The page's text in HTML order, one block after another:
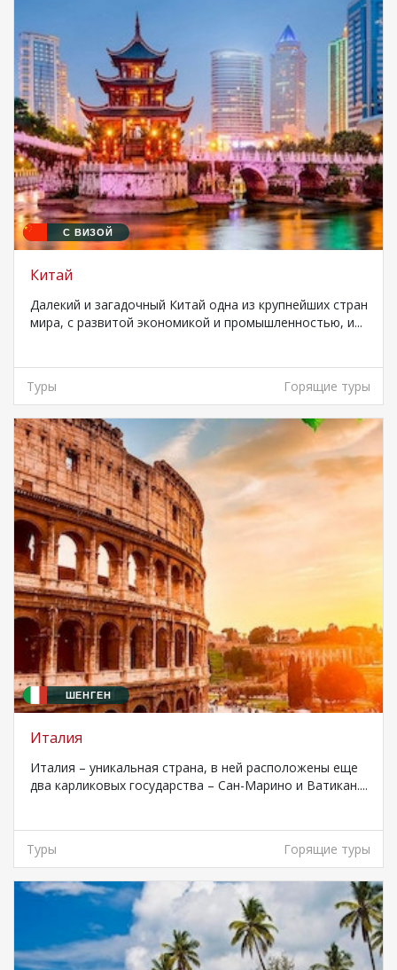
С ВИЗОЙ
Китай
Далекий и загадочный Китай одна из крупнейших стран
мира, с развитой экономикой и промышленностью, и...
Туры Горящие туры
ШЕНГЕН
Италия
Италия – уникальная страна, в ней расположены еще
два карликовых государства – Сан-Марино и Ватикан....
Туры Горящие туры